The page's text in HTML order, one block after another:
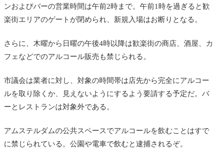
ンおよびバーの営業時間は午前2時まで。午前1時を過ぎると歓
楽街エリアのゲートが閉められ、新規入場はお断りとなる。
さらに、木曜から日曜の午後4時以降は歓楽街の商店、酒屋、カ
フェなどでのアルコール販売も禁じられる。
市議会は業者に対し、対象の時間帯は店先から完全にアルコー
ルを取り除くか、見えないようにするよう要請する予定だ。バ
ーとレストランは対象外である。
アムステルダムの公共スペースでアルコールを飲むことはすで
に禁じられている。公園や電車で飲むと逮捕されるぞ。